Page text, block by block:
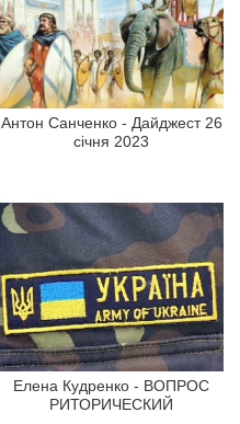
Антон Санченко - Дайджест 26
січня 2023
Елена Кудренко - ВОПРОС
РИТОРИЧЕСКИЙ